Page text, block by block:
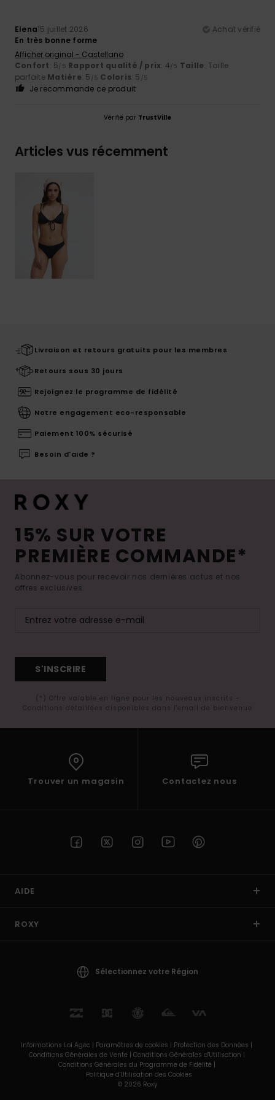
Elena15 juillet 2026
Achat vérifié
En très bonne forme
Afficher original - Castellano
Confort: 5/5 Rapport qualité / prix: 4/5 Taille: Taille
parfaite Matière: 5 /5 Coloris: 5 /5
Je recommande ce produit
Vérifié par TrustVille
Articles vus récemment
Livraison et retours gratuits pour les membres
Retours sous 30 jours
Rejoignez le programme de fidélité
Notre engagement eco-responsable
Paiement 100% sécurisé
Besoin d'aide ?
15% SUR VOTRE
PREMIÈRE COMMANDE*
Abonnez-vous pour recevoir nos dernières actus et nos
offres exclusives.
S'INSCRIRE
(*) Offre valable en ligne pour les nouveaux inscrits -
Conditions détaillées disponibles dans l'email de bienvenue
Trouver un magasin Contactez nous
AIDE
ROXY
Sélectionnez votre Région
Informations Loi Agec | Paramètres de cookies | Protection des Données |
Conditions Générales de Vente | Conditions Générales d'Utilisation |
Conditions Générales du Programme de Fidélité |
Politique d'Utilisation des Cookies
© 2026 Roxy